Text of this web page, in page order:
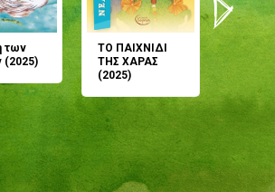
των
(2025)
ΤΟ ΠΑΙΧΝΙΔΙ
ΤΗΣ ΧΑΡΑΣ
(2025)
μου;
(2024)